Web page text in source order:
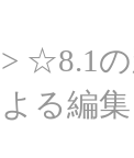
> ☆8.1
よる編